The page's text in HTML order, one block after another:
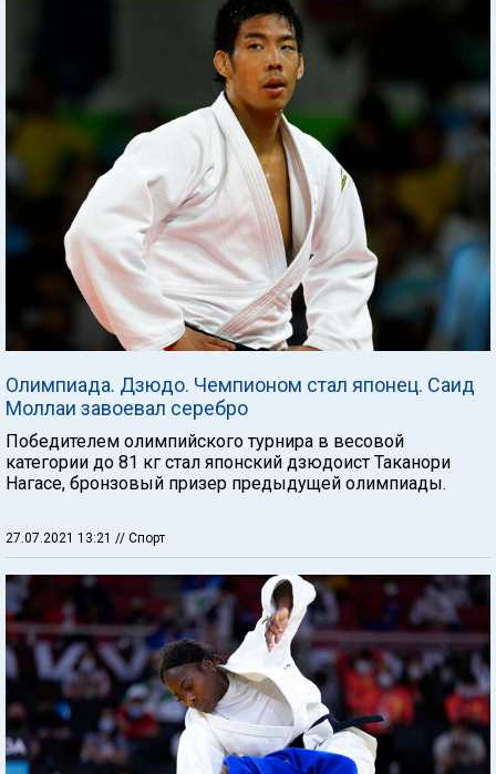
Олимпиада. Дзюдо. Чемпионом стал японец. Саид
Моллаи завоевал серебро
Победителем олимпийского турнира в весовой
категории до 81 кг стал японский дзюдоист Таканори
Нагасе, бронзовый призер предыдущей олимпиады.
27.07.2021 13:21 // Спорт